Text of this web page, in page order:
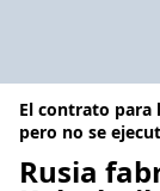
El contrato para
pero no se
Rusia